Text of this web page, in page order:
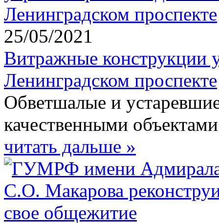
25/05/2021
Витражные конструкции
Ленинградском проспекте
Обветшалые и
качественными
читать дальше »